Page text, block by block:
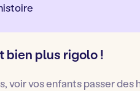
bien plus rigolo !
voir vos enfants passer des